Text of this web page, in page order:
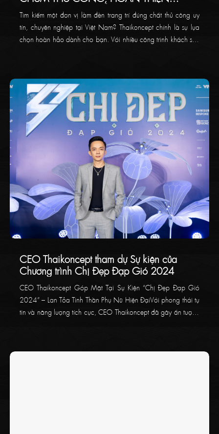
TRANG TRÍ NỘI THẤT CHO KHÔNG
GIAN CỦA BẠN
Tìm kiếm một đơn vị làm đèn trang trí đúng chất thủ công uy
tín, chuyên nghiệp tại Việt Nam? Thaikoncept chính là sự lựa
chọn hoàn hảo dành cho bạn. Với nhiều công trình khách sạn
CEO Thaikoncept tham dự Sự kiện của
Chương trình Chị Đẹp Đạp Gió 2024
CEO Thaikoncept Góp Mặt Tại Sự Kiện “Chị Đẹp Đạp Gió
2024” – Lan Tỏa Tinh Thần Phụ Nữ Hiện ĐạiVới phong thái tự
tin và năng lượng tích cực, CEO Thaikoncept đã gây ấn tượng